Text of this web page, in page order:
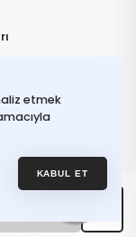
etmek
KABUL ET